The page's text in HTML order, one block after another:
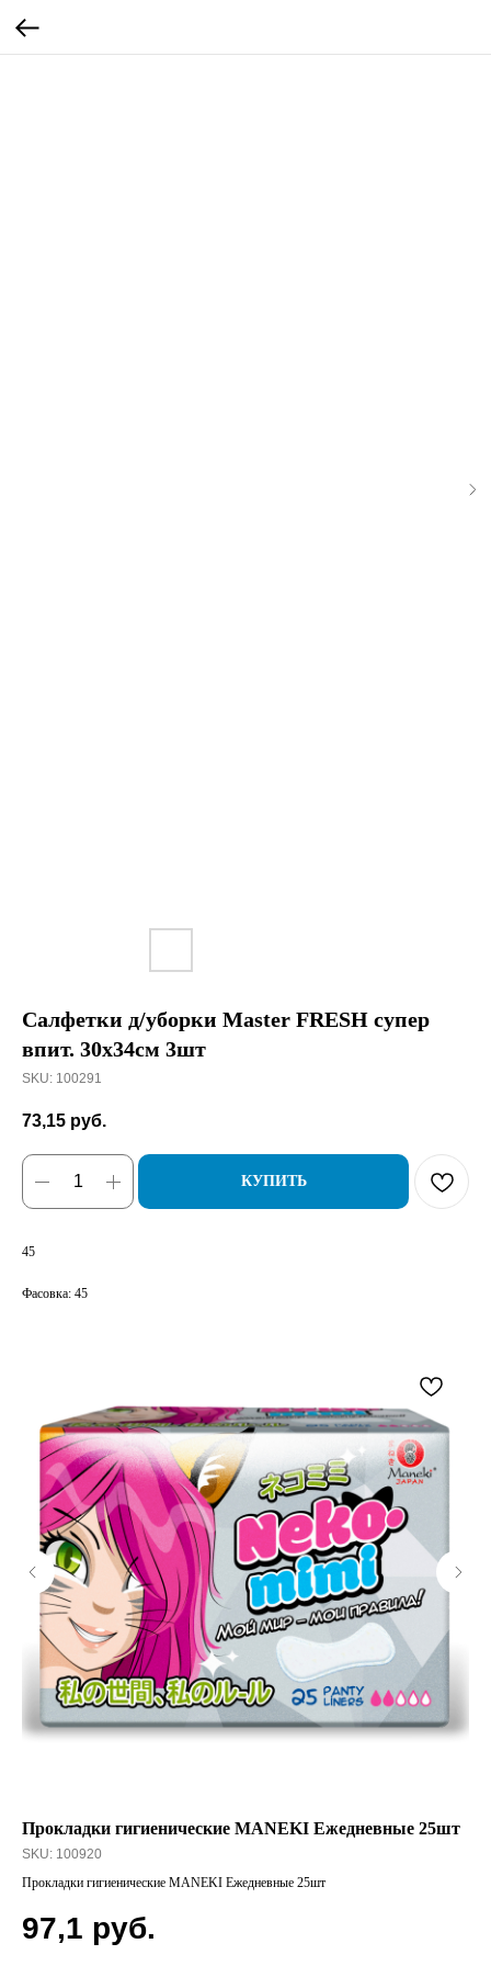
Салфетки д/уборки Master FRESH супер
впит. 30х34см 3шт
SKU: 100291
73,15 руб.
КУПИТЬ
45
Фасовка: 45
Прокладки гигиенические MANEKI Ежедневные 25шт
SKU: 100920
Прокладки гигиенические MANEKI Ежедневные 25шт
97,1 руб.